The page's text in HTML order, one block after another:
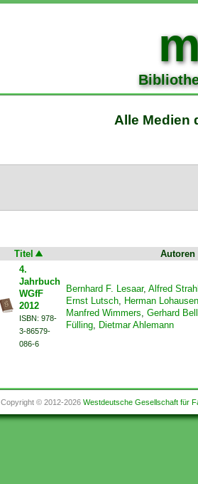
Alle Medien
Titel
Autoren
4.
Jahrbuch
WGfF
2012
ISBN: 978-
3-86579-
086-6
Bernhard F. Lesaar, Alfred
Ernst Lutsch, Herman Lohausen
Manfred Wimmers, Gerhard Bell
Fülling, Dietmar Ahlemann
Copyright © 2012-2026 Westdeutsche Gesellschaft für